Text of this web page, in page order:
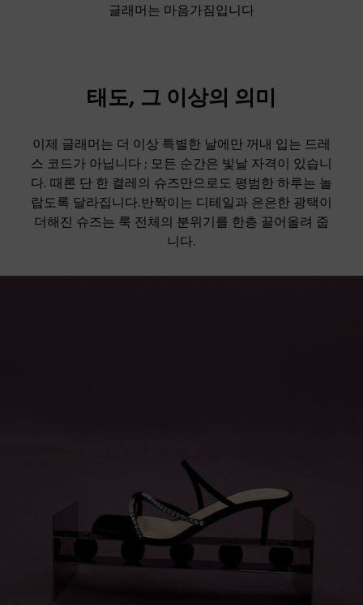
글래머는 마음가짐입니다
태도, 그 이상의 의미
이제 글래머는 더 이상 특별한 날에만 꺼내 입는 드레
스 코드가 아닙니다 ; 모든 순간은 빛날 자격이 있습니
다. 때론 단 한 켤레의 슈즈만으로도 평범한 하루는 놀
랍도록 달라집니다.반짝이는 디테일과 은은한 광택이
더해진 슈즈는 룩 전체의 분위기를 한층 끌어올려 줍
니다.